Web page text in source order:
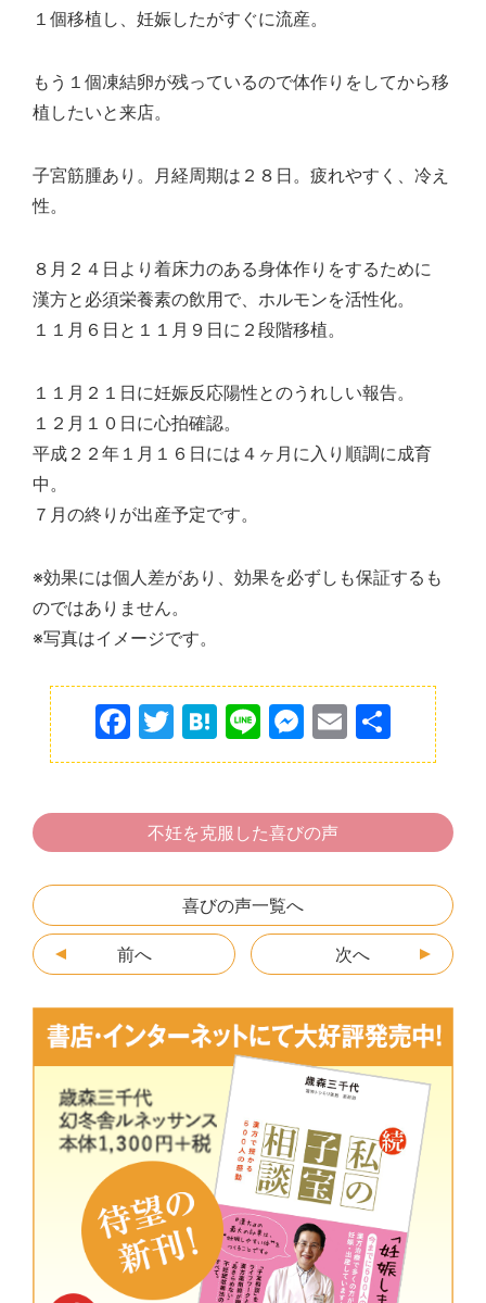
１個移植し、妊娠したがすぐに流産。
もう１個凍結卵が残っているので体作りをしてから移
植したいと来店。
子宮筋腫あり。月経周期は２８日。疲れやすく、冷え
性。
８月２４日より着床力のある身体作りをするために
漢方と必須栄養素の飲用で、ホルモンを活性化。
１１月６日と１１月９日に２段階移植。
１１月２１日に妊娠反応陽性とのうれしい報告。
１２月１０日に心拍確認。
平成２２年１月１６日には４ヶ月に入り順調に成育
中。
７月の終りが出産予定です。
※効果には個人差があり、効果を必ずしも保証するも
のではありません。
※写真はイメージです。
F
a
e
b
o
o
k
T
w
er
H
at
n
a
Li
n
M
e
s
e
n
g
er
E
m
l
有
不妊を克服した喜びの声
喜びの声一覧へ
前へ 次へ